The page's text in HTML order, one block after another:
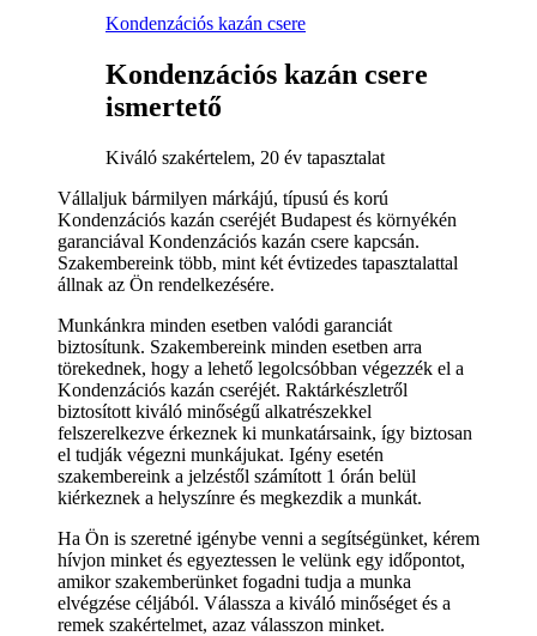
Kondenzációs kazán csere
Kondenzációs kazán csere
ismertető
Kiváló szakértelem, 20 év tapasztalat
Vállaljuk bármilyen márkájú, típusú és korú
Kondenzációs kazán cseréjét Budapest és környékén
garanciával Kondenzációs kazán csere kapcsán.
Szakembereink több, mint két évtizedes tapasztalattal
állnak az Ön rendelkezésére.
Munkánkra minden esetben valódi garanciát
biztosítunk. Szakembereink minden esetben arra
törekednek, hogy a lehető legolcsóbban végezzék el a
Kondenzációs kazán cseréjét. Raktárkészletről
biztosított kiváló minőségű alkatrészekkel
felszerelkezve érkeznek ki munkatársaink, így biztosan
el tudják végezni munkájukat. Igény esetén
szakembereink a jelzéstől számított 1 órán belül
kiérkeznek a helyszínre és megkezdik a munkát.
Ha Ön is szeretné igénybe venni a segítségünket, kérem
hívjon minket és egyeztessen le velünk egy időpontot,
amikor szakemberünket fogadni tudja a munka
elvégzése céljából. Válassza a kiváló minőséget és a
remek szakértelmet, azaz válasszon minket.